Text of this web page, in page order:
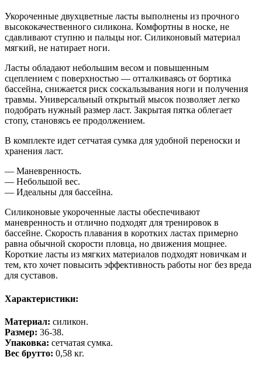
Укороченные двухцветные ласты выполнены из прочного
высококачественного силикона. Комфортны в носке, не
сдавливают ступню и пальцы ног. Силиконовый материал
мягкий, не натирает ноги.
Ласты обладают небольшим весом и повышенным
сцеплением с поверхностью — отталкиваясь от бортика
бассейна, снижается риск соскальзывания ноги и получения
травмы. Универсальный открытый мысок позволяет легко
подобрать нужный размер ласт. Закрытая пятка облегает
стопу, становясь ее продолжением.
В комплекте идет сетчатая сумка для удобной переноски и
хранения ласт.
— Маневренность.
— Небольшой вес.
— Идеальны для бассейна.
Силиконовые укороченные ласты обеспечивают
маневренность и отлично подходят для тренировок в
бассейне. Скорость плавания в коротких ластах примерно
равна обычной скорости пловца, но движения мощнее.
Короткие ласты из мягких материалов подходят новичкам и
тем, кто хочет повысить эффективность работы ног без вреда
для суставов.
Характеристики:
Материал: силикон.
Размер: 36-38.
Упаковка: сетчатая сумка.
Вес брутто: 0,58 кг.